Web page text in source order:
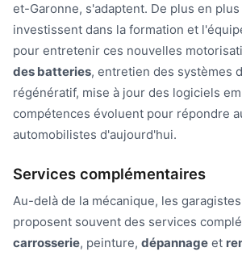
et-Garonne, s'adaptent. De plus en plus
investissent dans la formation et
pour entretenir ces nouvelles
des batteries, entretien des systèmes
régénératif, mise à jour des logiciels
compétences évoluent pour répondre
automobilistes d'aujourd'hui.
Services complémentaires
Au-delà de la mécanique, les
proposent souvent des services
carrosserie, peinture, dépannage et